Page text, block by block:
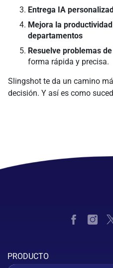
Entrega IA
Mejora la
departamentos
Resuelve problemas
forma rápida y precisa.
Slingshot te da un camino
decisión. Y así es como
PRODUCTO